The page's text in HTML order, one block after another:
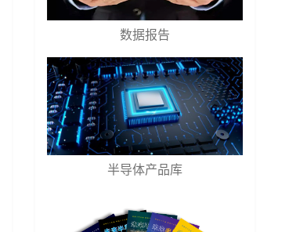
数据报告
半导体产品库